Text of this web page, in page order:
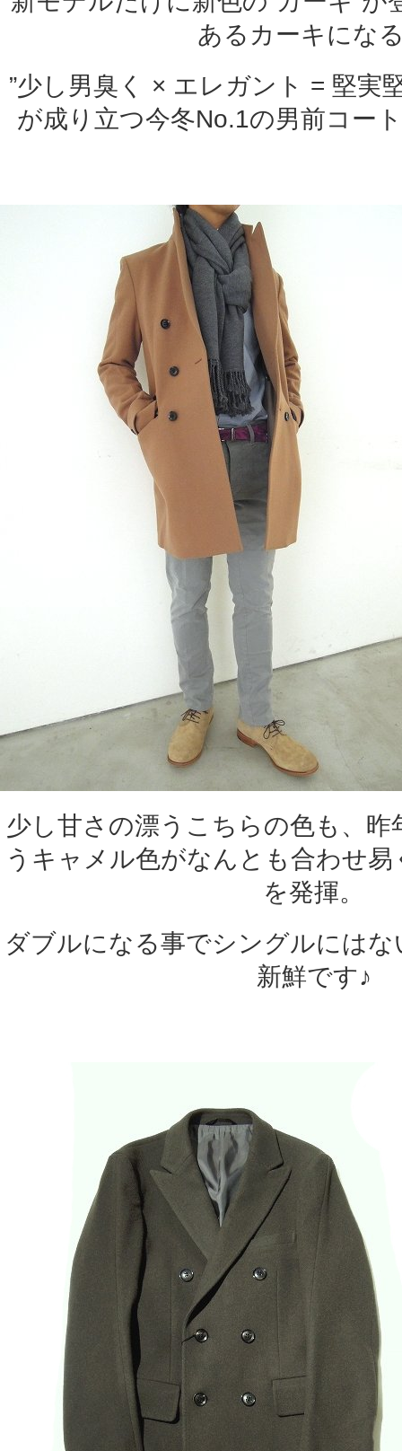
あるカーキにな
”少し男臭く × エレガント = 堅実
が成り立つ今冬No.1の男前コー
少し甘さの漂うこちらの色も、
うキャメル色がなんとも合わせ
を発揮。
ダブルになる事でシングルには
新鮮です♪